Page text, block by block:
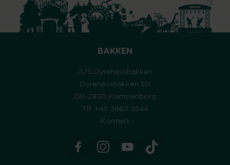
BAKKEN
A/S Dyrehavsbakken
Dyrehavsbakken 51.1
DK-2930 Klampenborg
Tlf. +45 3963 3544
Kontakt